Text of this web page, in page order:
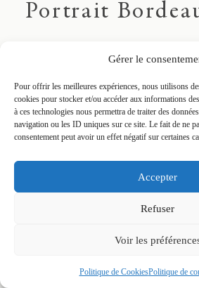
Gérer le
Pour offrir les meilleures expériences, nous utilisons
cookies pour stocker et/ou accéder aux informations
à ces technologies nous permettra de traiter des
navigation ou les ID uniques sur ce site. Le fait de ne
consentement peut avoir un effet négatif sur certaines
Accepter
Refuser
Voir les
Politique de CookiesPolitique de
Portrait
professionnel basé à Bordeaux, en
gamme de services de photographie
particuliers tels que les photos de
couple à la lumière naturelle.
Le reportage photo raconte l'histoire
sublimé par le style Fine Art de
nombre de personnes à photographier